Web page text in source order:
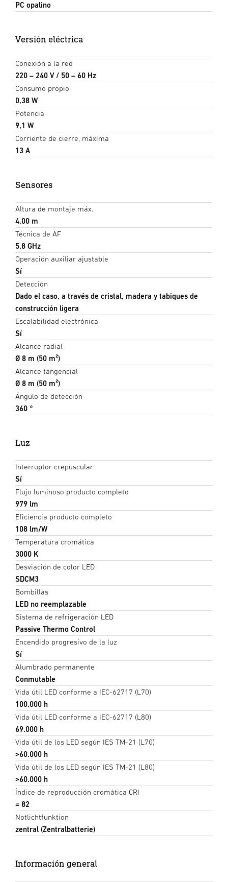
PC opalino
Versión eléctrica
Conexión a la red
220 – 240 V / 50 – 60 Hz
Consumo propio
0,38 W
Potencia
9,1 W
Corriente de cierre, máxima
13 A
Sensores
Altura de montaje máx.
4,00 m
Técnica de AF
5,8 GHz
Operación auxiliar ajustable
Sí
Detección
Dado el caso, a través de cristal, madera y tabiques de
construcción ligera
Escalabilidad electrónica
Sí
Alcance radial
Ø 8 m (50 m²)
Alcance tangencial
Ø 8 m (50 m²)
Ángulo de detección
360 °
Luz
Interruptor crepuscular
Sí
Flujo luminoso producto completo
979 lm
Eficiencia producto completo
108 lm/W
Temperatura cromática
3000 K
Desviación de color LED
SDCM3
Bombillas
LED no reemplazable
Sistema de refrigeración LED
Passive Thermo Control
Encendido progresivo de la luz
Sí
Alumbrado permanente
Conmutable
Vida útil LED conforme a IEC-62717 (L70)
100.000 h
Vida útil LED conforme a IEC-62717 (L80)
69.000 h
Vida útil de los LED según IES TM-21 (L70)
>60.000 h
Vida útil de los LED según IES TM-21 (L80)
>60.000 h
Índice de reproducción cromática CRI
= 82
Notlichtfunktion
zentral (Zentralbatterie)
Información general